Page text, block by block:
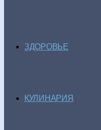
ЗДОРОВЬЕ
КУЛИНАРИЯ